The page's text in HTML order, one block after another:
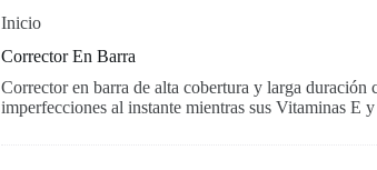
Inicio
Corrector En Barra
Corrector en barra de alta cobertura y larga duración
imperfecciones al instante mientras sus Vitaminas E